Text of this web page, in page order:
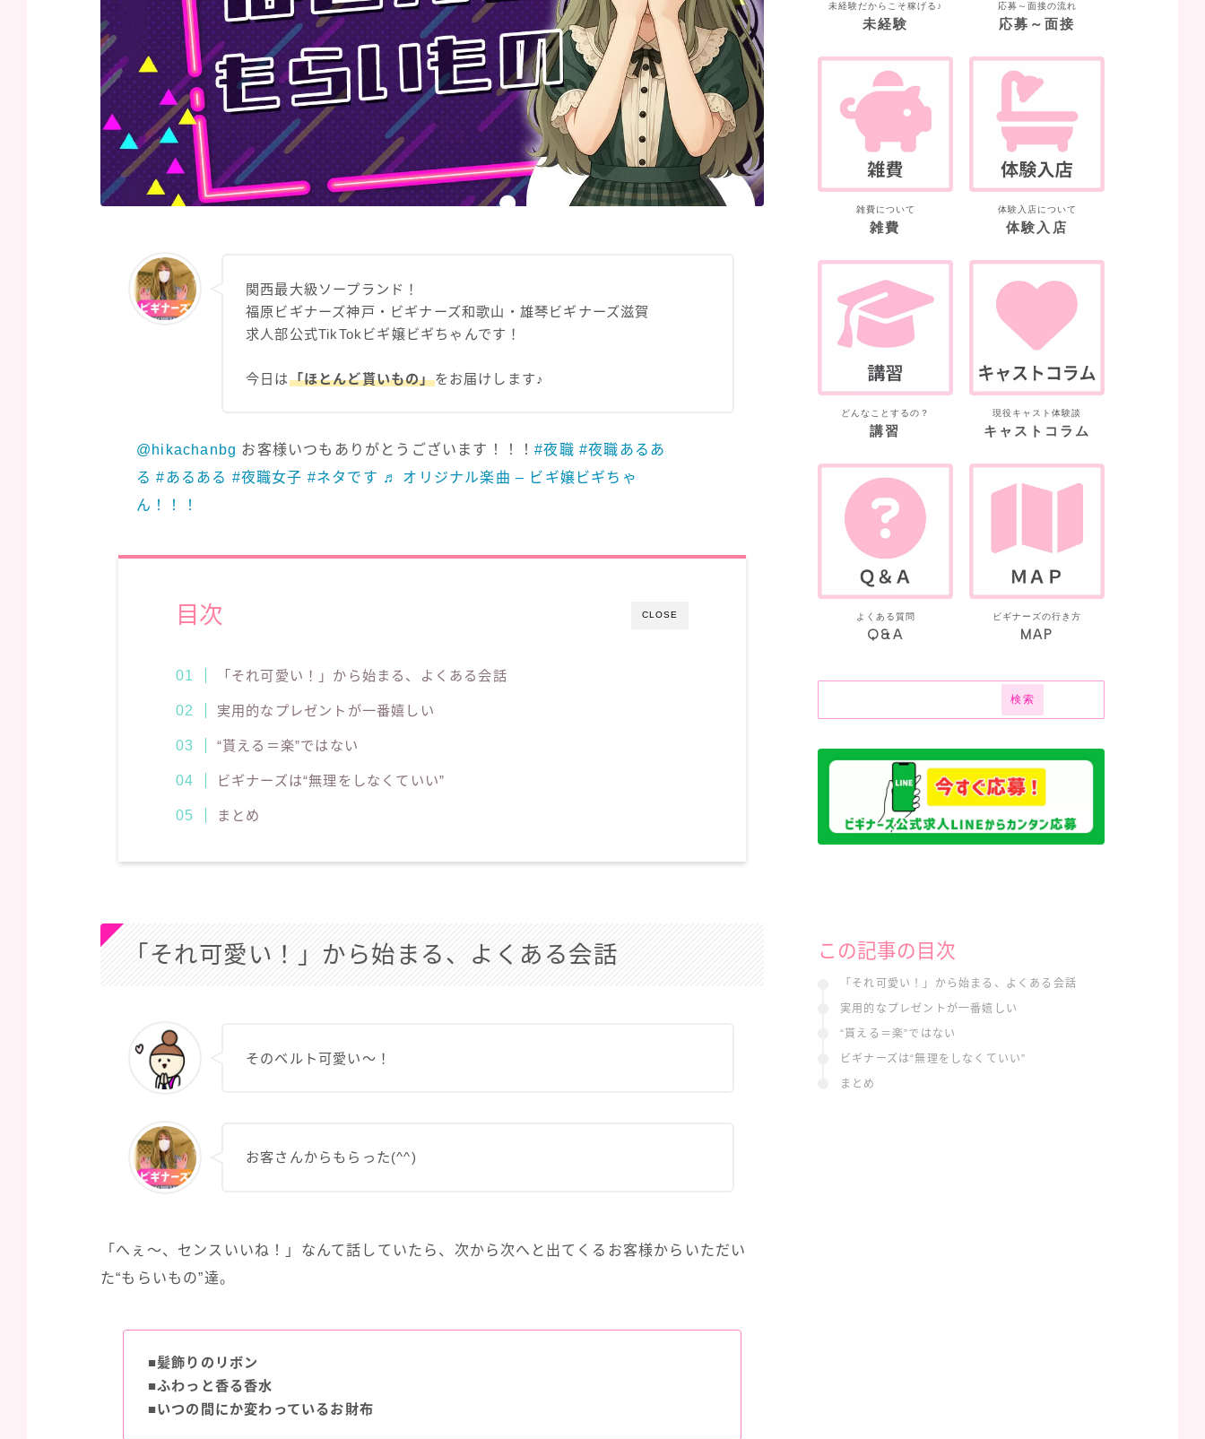
関西最大級ソープランド！
福原ビギナーズ神戸・ビギナーズ和歌山・雄琴ビギナーズ滋賀
求人部公式TikTokビギ嬢ビギちゃんです！
今日は「ほとんど貰いもの」をお届けします♪
@hikachanbg お客様いつもありがとうございます！！！#夜職 #夜職あるあ
る #あるある #夜職女子 #ネタです ♬ オリジナル楽曲 – ビギ嬢ビギちゃ
ん！！！
CLOSE
目次
「それ可愛い！」から始まる、よくある会話
実用的なプレゼントが一番嬉しい
“貰える＝楽”ではない
ビギナーズは“無理をしなくていい”
まとめ
「それ可愛い！」から始まる、よくある会話
そのベルト可愛い～！
お客さんからもらった(^^)
「へぇ～、センスいいね！」なんて話していたら、次から次へと出てくるお客様からいただい
た“もらいもの”達。
■髪飾りのリボン
■ふわっと香る香水
■いつの間にか変わっているお財布
未経験だからこそ稼げる♪
未経験
応募～面接の流れ
応募～面接
雑費について
雑費
体験入店について
体験入店
どんなことするの？
講習
現役キャスト体験談
キャストコラム
よくある質問
Q&A
ビギナーズの行き方
MAP
検索
この記事の目次
「それ可愛い！」から始まる、よくある会話
実用的なプレゼントが一番嬉しい
“貰える＝楽”ではない
ビギナーズは“無理をしなくていい”
まとめ